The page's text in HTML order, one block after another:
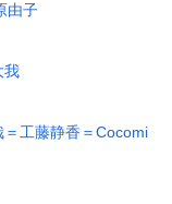
由子
我
＝工藤静香＝Cocomi